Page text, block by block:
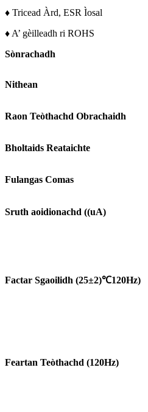
♦ Tricead Àrd, ESR Ìosal
♦ A’ gèilleadh ri ROHS
Sònrachadh
Nithean
Raon Teòthachd Obrachaidh
Bholtaids Reataichte
Fulangas Comas
Sruth aoidionachd ((uA)
Factar Sgaoilidh (25±2)℃120Hz)
Feartan Teòthachd (120Hz)